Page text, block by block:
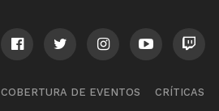
COBERTURA DE EVENTOS CRÍTICAS